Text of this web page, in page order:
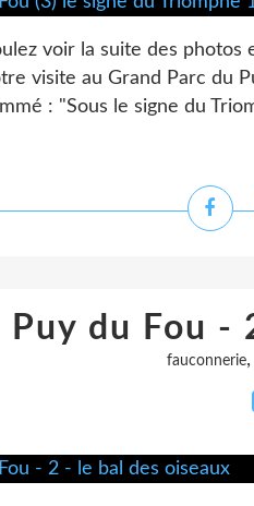
voir la suite des photos
visite au Grand Parc du
: "Sous le signe du
Puy du Fou -
fauconnerie,